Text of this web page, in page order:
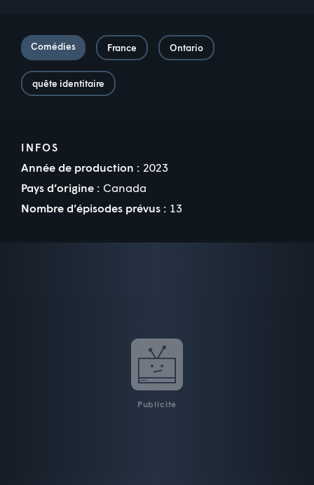
Comédies France Ontario
quête identitaire
INFOS
Année de production : 2023
Pays d’origine : Canada
Nombre d’épisodes prévus : 13
Publicité